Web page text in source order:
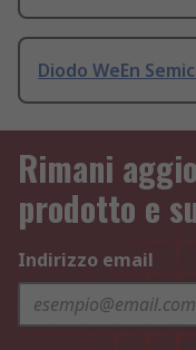
Diodo WeEn
Rimani
prodotto e
Indirizzo email